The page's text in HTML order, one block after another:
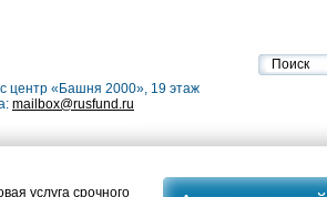
центр «Башня 2000», 19 этаж
mailbox@rusfund.ru
услуга срочного